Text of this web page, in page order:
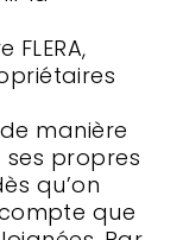
manière
ses propres
qu’on
que